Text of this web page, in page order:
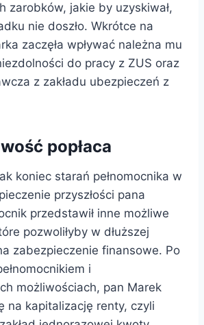
zarobków, jakie by uzyskiwał,
nie doszło. Wkrótce na
zaczęła wpływać należna mu
do pracy z ZUS oraz
z zakładu ubezpieczeń z
popłaca
koniec starań pełnomocnika w
przyszłości pana
przedstawił inne możliwe
pozwoliłyby w dłuższej
zabezpieczenie finansowe. Po
i
możliwościach, pan Marek
na kapitalizację renty, czyli